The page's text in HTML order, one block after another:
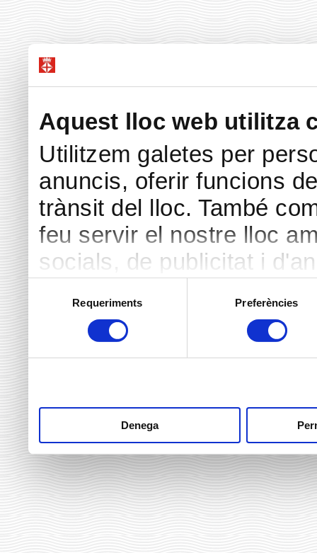
Aquest lloc web utilitza
Utilitzem galetes per
anuncis, oferir funcions
trànsit del lloc. També
feu servir el nostre lloc
socials, de publicitat i
hàgiu proporcionat o
heu fet dels seus serveis.
consentiment
Requeriments Preferències
Denega